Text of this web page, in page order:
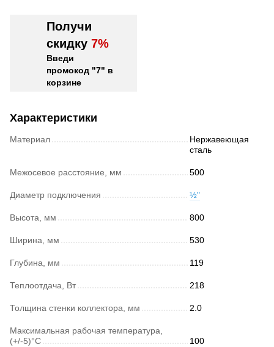
Получи
скидку 7%
Введи
промокод "7" в
корзине
Характеристики
Материал
Нержавеющая
сталь
Межосевое расстояние, мм 500
Диаметр подключения ½"
Высота, мм 800
Ширина, мм 530
Глубина, мм 119
Теплоотдача, Вт 218
Толщина стенки коллектора, мм 2.0
Максимальная рабочая температура,
(+/-5)°C
100